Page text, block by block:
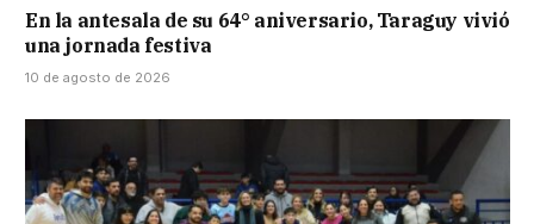
En la antesala de su 64° aniversario, Taraguy vivió
una jornada festiva
10 de agosto de 2026